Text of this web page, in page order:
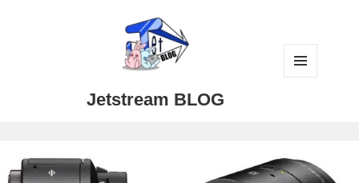
Jetstream BLOG